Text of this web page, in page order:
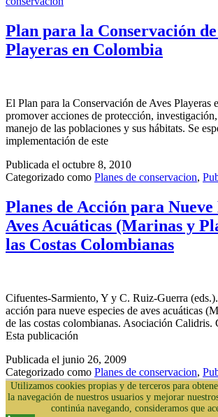
Plan para la Conservación de
Playeras en Colombia
El Plan para la Conservación de Aves Playeras
promover acciones de protección,
manejo de las poblaciones y sus hábitats. Se
implementación de este
Publicada el octubre 8, 2010
Categorizado como Planes de conservacion,
Planes de Acción para Nueve
Aves Acuáticas (Marinas y
las Costas Colombianas
Cifuentes-Sarmiento, Y y C. Ruiz-Guerra
acción para nueve especies de aves acuáticas
de las costas colombianas. Asociación Calidris.
Esta publicación
Publicada el junio 26, 2009
Categorizado como Planes de conservacion,
Utilizamos cookies propias y de terceros para
la navegación de nuestros usuarios y mejorar
continúa navegando, consideramos que